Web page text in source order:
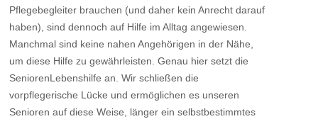
Pflegebegleiter brauchen (und daher kein Anrecht darauf
haben), sind dennoch auf Hilfe im Alltag angewiesen.
Manchmal sind keine nahen Angehörigen in der Nähe,
um diese Hilfe zu gewährleisten. Genau hier setzt die
SeniorenLebenshilfe an. Wir schließen die
vorpflegerische Lücke und ermöglichen es unseren
Senioren auf diese Weise, länger ein selbstbestimmtes